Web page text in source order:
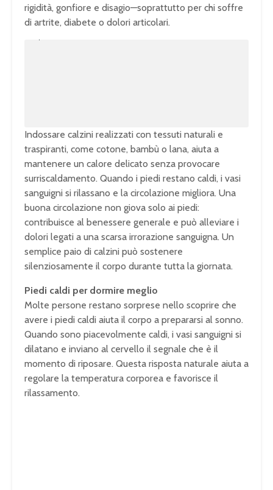
rigidità, gonfiore e disagio—soprattutto per chi soffre
di artrite, diabete o dolori articolari.
Indossare calzini realizzati con tessuti naturali e
traspiranti, come cotone, bambù o lana, aiuta a
mantenere un calore delicato senza provocare
surriscaldamento. Quando i piedi restano caldi, i vasi
sanguigni si rilassano e la circolazione migliora. Una
buona circolazione non giova solo ai piedi:
contribuisce al benessere generale e può alleviare i
dolori legati a una scarsa irrorazione sanguigna. Un
semplice paio di calzini può sostenere
silenziosamente il corpo durante tutta la giornata.
Piedi caldi per dormire meglio
Molte persone restano sorprese nello scoprire che
avere i piedi caldi aiuta il corpo a prepararsi al sonno.
Quando sono piacevolmente caldi, i vasi sanguigni si
dilatano e inviano al cervello il segnale che è il
momento di riposare. Questa risposta naturale aiuta a
regolare la temperatura corporea e favorisce il
rilassamento.